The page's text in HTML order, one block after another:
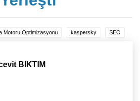
Motoru Optimizasyonu kaspersky SEO
BIKTIM